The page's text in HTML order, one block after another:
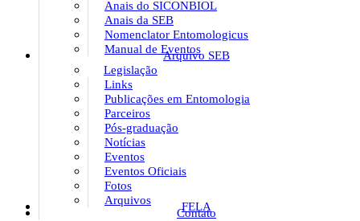
Anais do SICONBIOL
Anais da SEB
Nomenclator Entomologicus
Manual de Eventos
Arquivo SEB
Legislação
Links
Publicações em Entomologia
Parceiros
Pós-graduação
Notícias
Eventos
Eventos Oficiais
Fotos
Arquivos
FELA
Contato